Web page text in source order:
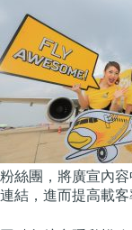
粉絲團，將廣宣內
連結，進而提高載客